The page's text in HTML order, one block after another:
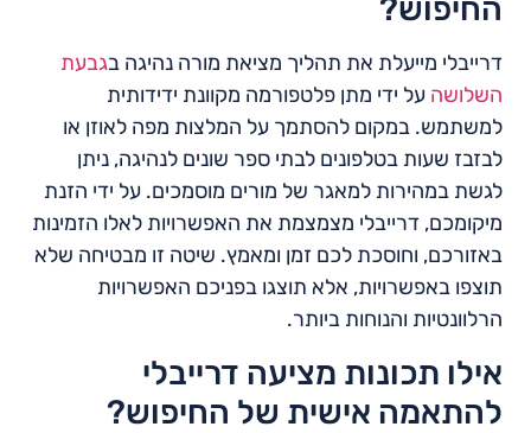
החיפוש?
דרייבלי מייעלת את תהליך מציאת מורה נהיגה בגבעת
השלושה על ידי מתן פלטפורמה מקוונת ידידותית
למשתמש. במקום להסתמך על המלצות מפה לאוזן או
לבזבז שעות בטלפונים לבתי ספר שונים לנהיגה, ניתן
לגשת במהירות למאגר של מורים מוסמכים. על ידי הזנת
מיקומכם, דרייבלי מצמצמת את האפשרויות לאלו הזמינות
באזורכם, וחוסכת לכם זמן ומאמץ. שיטה זו מבטיחה שלא
תוצפו באפשרויות, אלא תוצגו בפניכם האפשרויות
הרלוונטיות והנוחות ביותר.
אילו תכונות מציעה דרייבלי
להתאמה אישית של החיפוש?